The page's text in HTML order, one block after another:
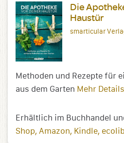
Die
Haustür
smarticular
Methoden und Rezepte für
aus dem Garten Mehr
Erhältlich im Buchhandel
Shop Amazon Kindle